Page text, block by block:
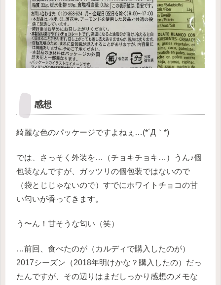
感想
綺麗な色のパッケージですよねぇ…(*´Д｀*)
では、さっそく外装を…（チョキチョキ…）うん♪個
包装なんですが、ガッツリの個包装ではないので
（袋とじじゃないので）すでにホワイトチョコの甘
い匂いが香ってきます。
う〜ん！甘そうな匂い（笑）
…前回、食べたのが（カルディで購入したのが）
2017シーズン（2018年明けかな？購入したの）だっ
たんですが、その辺りはまだしっかり感想のメモな